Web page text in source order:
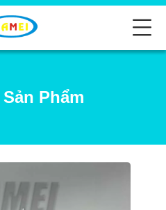
Phẩm